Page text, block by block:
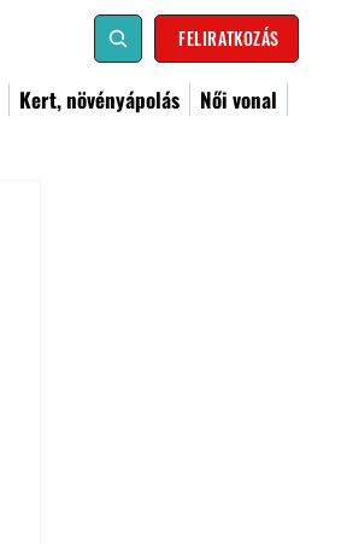
FELIRATKOZÁS
Kert, növényápolás
Női vonal